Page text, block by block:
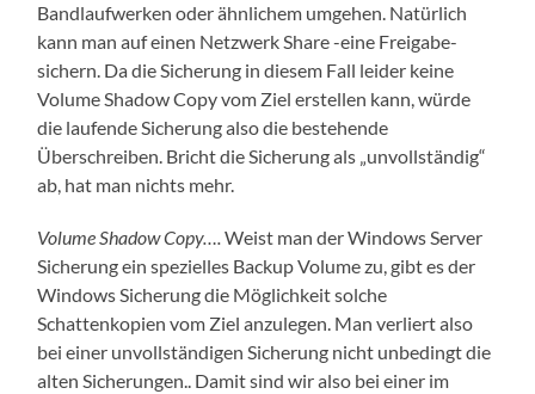
Bandlaufwerken oder ähnlichem umgehen. Natürlich
kann man auf einen Netzwerk Share -eine Freigabe-
sichern. Da die Sicherung in diesem Fall leider keine
Volume Shadow Copy vom Ziel erstellen kann, würde
die laufende Sicherung also die bestehende
Überschreiben. Bricht die Sicherung als „unvollständig“
ab, hat man nichts mehr.
Volume Shadow Copy….Weist man der Windows Server
Sicherung ein spezielles Backup Volume zu, gibt es der
Windows Sicherung die Möglichkeit solche
Schattenkopien vom Ziel anzulegen. Man verliert also
bei einer unvollständigen Sicherung nicht unbedingt die
alten Sicherungen.. Damit sind wir also bei einer im